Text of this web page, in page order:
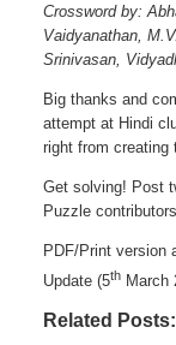
Crossword by:
Vaidyanathan,
Srinivasan,
Big thanks and
attempt at Hindi
right from creating
Get solving! Post
Puzzle
PDF/Print version
Update (5th March
Related Posts: